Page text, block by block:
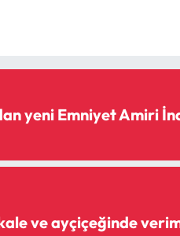
yeni Emniyet Amiri
ve ayçiçeğinde